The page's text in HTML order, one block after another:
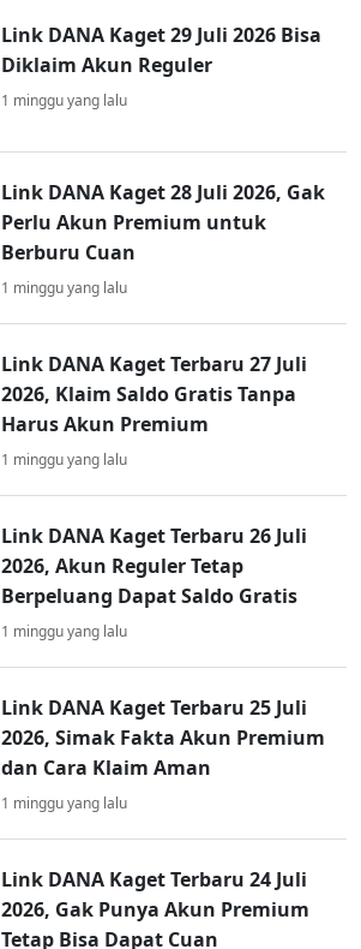
Link DANA Kaget 29 Juli 2026 Bisa
Diklaim Akun Reguler
1 minggu yang lalu
Link DANA Kaget 28 Juli 2026, Gak
Perlu Akun Premium untuk
Berburu Cuan
1 minggu yang lalu
Link DANA Kaget Terbaru 27 Juli
2026, Klaim Saldo Gratis Tanpa
Harus Akun Premium
1 minggu yang lalu
Link DANA Kaget Terbaru 26 Juli
2026, Akun Reguler Tetap
Berpeluang Dapat Saldo Gratis
1 minggu yang lalu
Link DANA Kaget Terbaru 25 Juli
2026, Simak Fakta Akun Premium
dan Cara Klaim Aman
1 minggu yang lalu
Link DANA Kaget Terbaru 24 Juli
2026, Gak Punya Akun Premium
Tetap Bisa Dapat Cuan